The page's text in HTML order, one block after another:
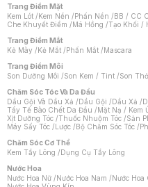
Trang Điểm Mặt
Kem Lót /Kem Nền /Phấn Nền /BB / CC
Che Khuyết Điểm /Má Hồng /Tạo Khối /
Trang Điểm Mắt
Kẻ Mày /Kẻ Mắt /Phấn Mắt /Mascara
Trang Điểm Môi
Son Dưỡng Môi /Son Kem / Tint /Son
Chăm Sóc Tóc Và Da Đầu
Dầu Gội Và Dầu Xả /Dầu Gội /Dầu Xả /
Tẩy Tế Bào Chết Da Đầu /Mặt Nạ / Kem
Xịt Dưỡng Tóc /Thuốc Nhuộm Tóc /Sản
Máy Sấy Tóc /Lược /Bộ Chăm Sóc Tóc /
Chăm Sóc Cơ Thể
Kem Tẩy Lông /Dụng Cụ Tẩy Lông
Nước Hoa
Nước Hoa Nữ /Nước Hoa Nam /Nước Hoa